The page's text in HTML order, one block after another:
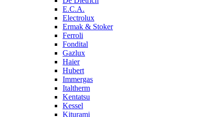
E.C.A.
Electrolux
Ermak & Stoker
Ferroli
Fondital
Gazlux
Haier
Hubert
Immergas
Italtherm
Kentatsu
Kessel
Kiturami